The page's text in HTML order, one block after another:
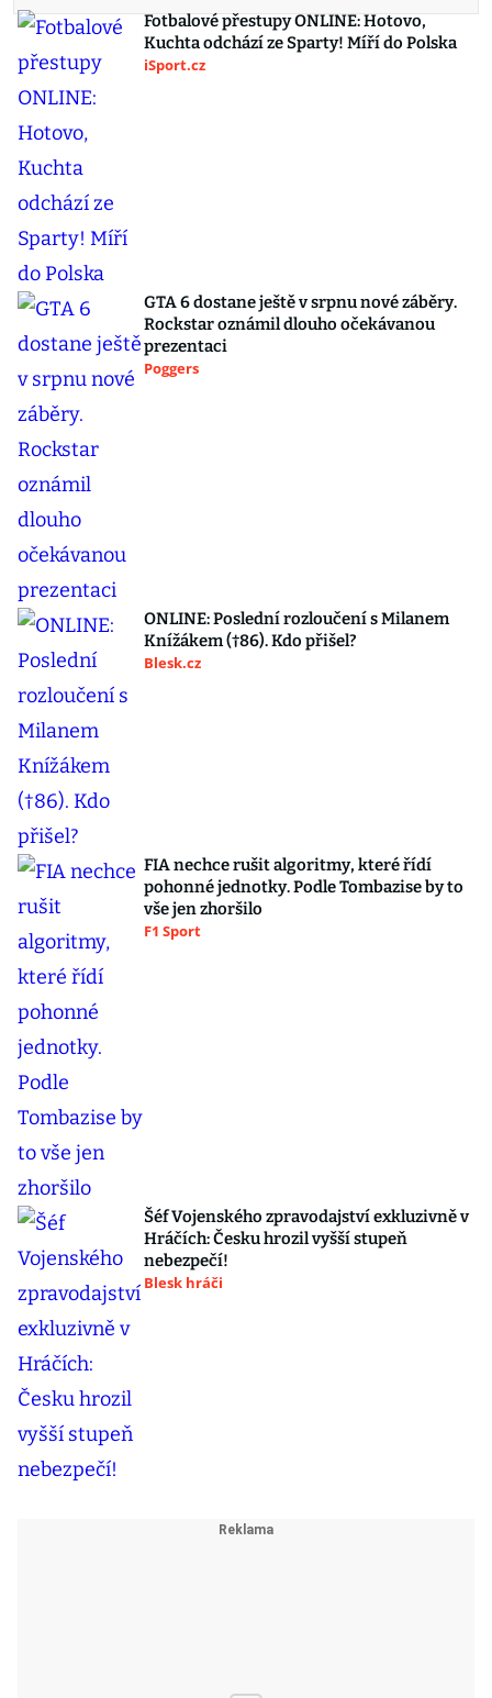
Fotbalové přestupy ONLINE: Hotovo,
Kuchta odchází ze Sparty! Míří do Polska
iSport.cz
GTA 6 dostane ještě v srpnu nové záběry.
Rockstar oznámil dlouho očekávanou
prezentaci
Poggers
ONLINE: Poslední rozloučení s Milanem
Knížákem (†86). Kdo přišel?
Blesk.cz
FIA nechce rušit algoritmy, které řídí
pohonné jednotky. Podle Tombazise by to
vše jen zhoršilo
F1 Sport
Šéf Vojenského zpravodajství exkluzivně v
Hráčích: Česku hrozil vyšší stupeň
nebezpečí!
Blesk hráči